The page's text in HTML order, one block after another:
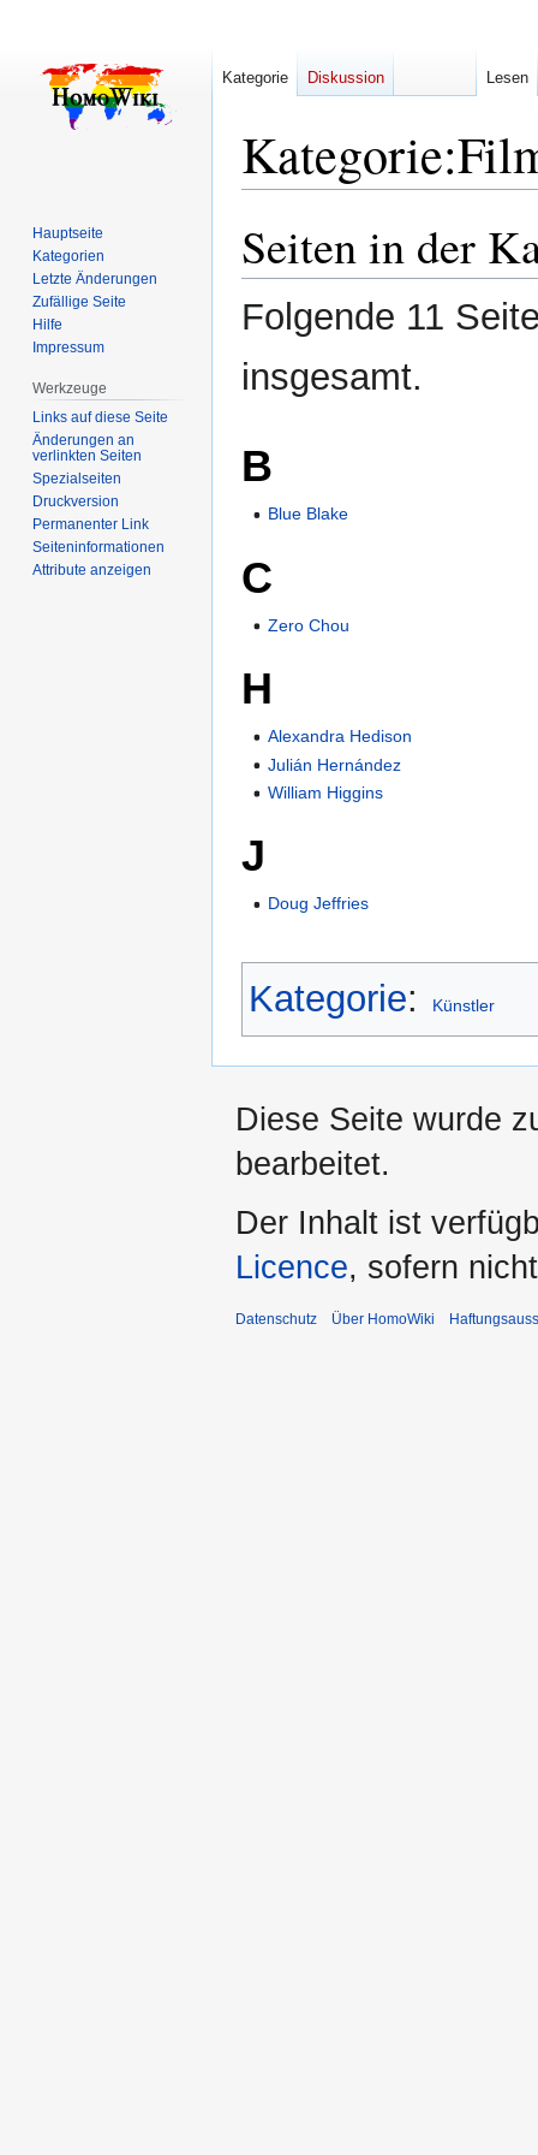
Kategorie:
Navigation
springen
Suche
springen
Seiten in der
Folgende 11
insgesamt.
B
Blue Blake
C
Zero Chou
H
Alexandra Hedison
Julián Hernández
William Higgins
J
Doug Jeffries
Kategorie: Künstler
Kategorie Diskussion Lesen
Hauptseite
Kategorien
Letzte Änderungen
Zufällige Seite
Hilfe
Impressum
Werkzeuge
Links auf diese Seite
Änderungen an
verlinkten Seiten
Spezialseiten
Druckversion
Permanenter Link
Seiten­­informationen
Attribute anzeigen
Diese Seite wurde
bearbeitet.
Der Inhalt ist
Licence, sofern
Datenschutz Über HomoWiki